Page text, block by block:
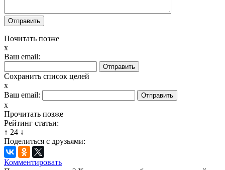
Почитать позже
x
Ваш email:
Сохранить список целей
x
Ваш email:
x
Прочитать позже
Рейтинг статьи:
↑ 24 ↓
Поделиться с друзьями:
Комментировать